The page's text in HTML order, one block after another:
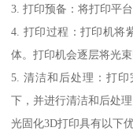
3. 打印预备：将打印平
4. 打印过程：打印机将
体。打印机会逐层将光
5. 清洁和后处理：打
下，并进行清洁和后处
光固化3D打印具有以下优